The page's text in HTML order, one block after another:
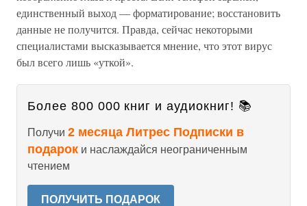
единственный выход — форматирование; восстановить
данные не получится. Правда, сейчас некоторыми
специалистами высказывается мнение, что этот вирус
был всего лишь «уткой».
Более 800 000 книг и аудиокниг! 📚
Получи 2 месяца Литрес Подписки в
подарок и наслаждайся неограниченным
чтением
ПОЛУЧИТЬ ПОДАРОК